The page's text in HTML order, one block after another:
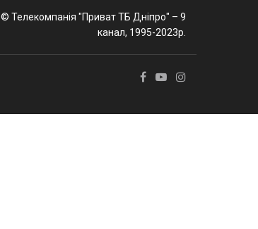
© Телекомпанія "Приват ТБ Дніпро" – 9
канал, 1995-2023р.